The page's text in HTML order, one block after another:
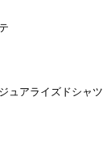
ュアライズドシャツ